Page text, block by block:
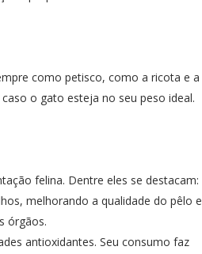
como petisco, como a ricota e a
o gato esteja no seu peso ideal.
felina. Dentre eles se destacam:
melhorando a qualidade do pêlo e
órgãos.
antioxidantes. Seu consumo faz